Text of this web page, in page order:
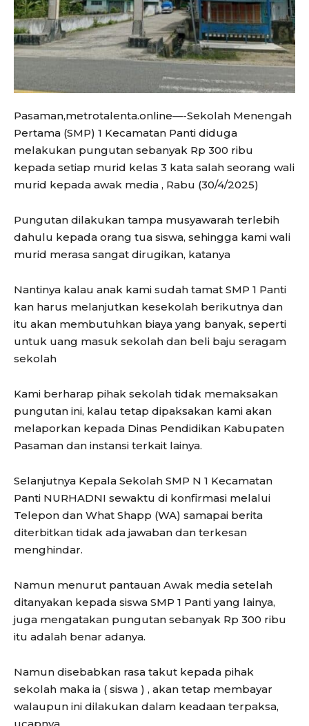
Pasaman,metrotalenta.online—-Sekolah Menengah
Pertama (SMP) 1 Kecamatan Panti diduga
melakukan pungutan sebanyak Rp 300 ribu
kepada setiap murid kelas 3 kata salah seorang wali
murid kepada awak media , Rabu (30/4/2025)
Pungutan dilakukan tampa musyawarah terlebih
dahulu kepada orang tua siswa, sehingga kami wali
murid merasa sangat dirugikan, katanya
Nantinya kalau anak kami sudah tamat SMP 1 Panti
kan harus melanjutkan kesekolah berikutnya dan
itu akan membutuhkan biaya yang banyak, seperti
untuk uang masuk sekolah dan beli baju seragam
sekolah
Kami berharap pihak sekolah tidak memaksakan
pungutan ini, kalau tetap dipaksakan kami akan
melaporkan kepada Dinas Pendidikan Kabupaten
Pasaman dan instansi terkait lainya.
Selanjutnya Kepala Sekolah SMP N 1 Kecamatan
Panti NURHADNI sewaktu di konfirmasi melalui
Telepon dan What Shapp (WA) samapai berita
diterbitkan tidak ada jawaban dan terkesan
menghindar.
Namun menurut pantauan Awak media setelah
ditanyakan kepada siswa SMP 1 Panti yang lainya,
juga mengatakan pungutan sebanyak Rp 300 ribu
itu adalah benar adanya.
Namun disebabkan rasa takut kepada pihak
sekolah maka ia ( siswa ) , akan tetap membayar
walaupun ini dilakukan dalam keadaan terpaksa,